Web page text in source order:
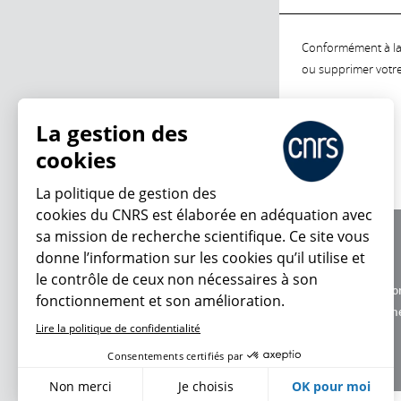
Conformément à
ou supprimer
Charte
Données
La gestion des
cookies
La politique de gestion des
cookies du CNRS est élaborée en adéquation avec
sa mission de recherche scientifique. Ce site vous
donne l’information sur les cookies qu’il utilise et
le contrôle de ceux non nécessaires à son
fonctionnement et son amélioration.
Lire la politique de confidentialité
Consentements certifiés par
Non merci Je choisis OK pour moi